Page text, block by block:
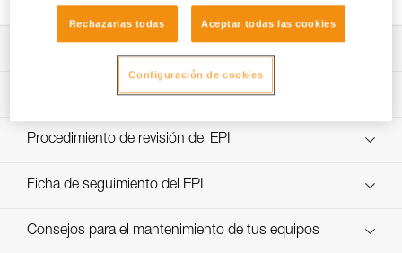
Technical Notice
Aplicación para el control y seguimiento de sus EPI
descubra ePPEcentre
Procedimiento de revisión del EPI
verif-EPI-PROGRESS-ADJUST-procedure-ES
Ficha de seguimiento del EPI
verif-EPI-PROGRESS-ADJUST-suivi-ES
Consejos para el mantenimiento de tus equipos
Rechazarlas todas Aceptar todas las cookies
Configuración de cookies